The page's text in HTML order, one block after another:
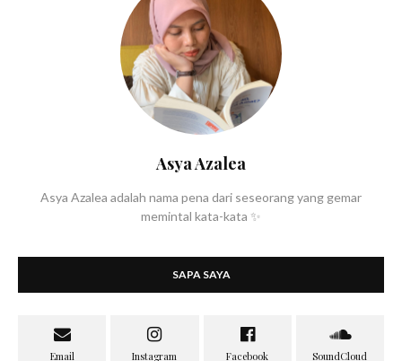
Asya Azalea
Asya Azalea adalah nama pena dari seseorang yang gemar
memintal kata-kata ✨
SAPA SAYA